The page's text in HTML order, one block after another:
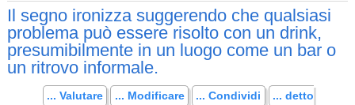
Il segno ironizza suggerendo che qualsiasi
problema può essere risolto con un drink,
presumibilmente in un luogo come un bar o
un ritrovo informale.
... Valutare ... Modificare ... Condividi
... detto